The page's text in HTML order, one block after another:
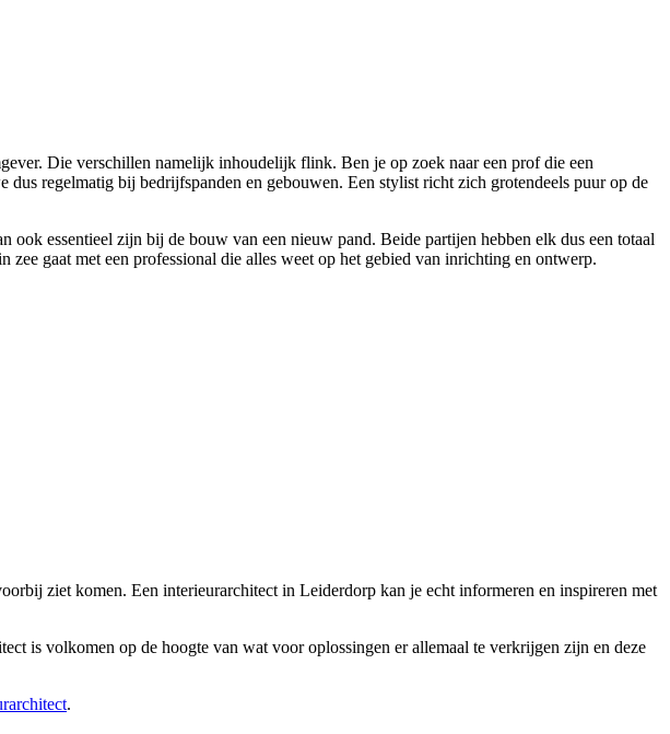
Die verschillen namelijk inhoudelijk flink. Ben je op zoek naar een prof die een
regelmatig bij bedrijfspanden en gebouwen. Een stylist richt zich grotendeels puur op de
essentieel zijn bij de bouw van een nieuw pand. Beide partijen hebben elk dus een totaal
gaat met een professional die alles weet op het gebied van inrichting en ontwerp.
ziet komen. Een interieurarchitect in Leiderdorp kan je echt informeren en inspireren met
is volkomen op de hoogte van wat voor oplossingen er allemaal te verkrijgen zijn en deze
.